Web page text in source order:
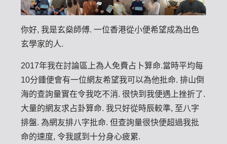
你好, 我是玄燊師傅. 一位香港從小便希望成為出色
玄學家的人.
2017年我在討論區上為人免費占卜算命.當時平均每
10分鍾便會有一位網友希望我可以為他批命. 排山倒
海的查詢量實在令我吃不消. 很快到我便遇上挫折了.
大量的網友求占卦算命. 我只好從時辰較準, 至八字
排盤. 為網友排八字批命. 但查詢量很快便超過我批
命的速度, 令我感到十分身心疲累.